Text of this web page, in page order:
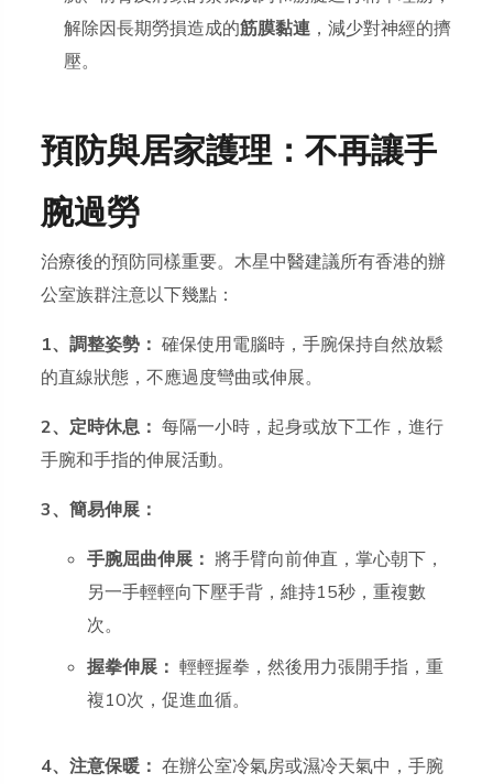
解除因長期勞損造成的筋膜黏連 ，減少對神經的擠
壓。
預防與居家護理：不再讓手
腕過勞
治療後的預防同樣重要。木星中醫建議所有香港的辦
公室族群注意以下幾點：
1、調整姿勢： 確保使用電腦時，手腕保持自然放鬆
的直線狀態，不應過度彎曲或伸展。
2、定時休息： 每隔一小時，起身或放下工作，進行
手腕和手指的伸展活動。
3、簡易伸展：
手腕屈曲伸展： 將手臂向前伸直，掌心朝下，
另一手輕輕向下壓手背，維持15秒，重複數
次。
握拳伸展： 輕輕握拳，然後用力張開手指，重
複10次，促進血循。
4、注意保暖： 在辦公室冷氣房或濕冷天氣中，手腕